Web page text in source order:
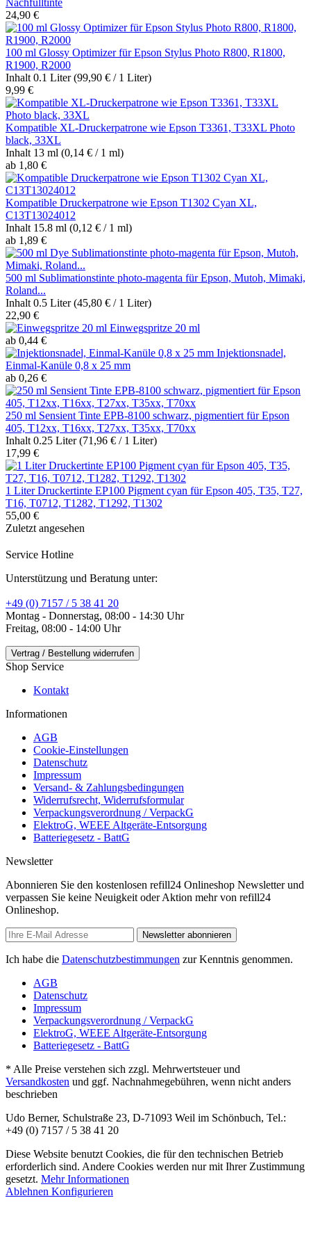
Nachfülltinte
24,90 €
100 ml Glossy Optimizer für Epson Stylus Photo R800, R1800,
R1900, R2000
Inhalt 0.1 Liter(99,90 € / 1 Liter)
9,99 €
Kompatible XL-Druckerpatrone wie Epson T3361, T33XL Photo
black, 33XL
Inhalt 13 ml (0,14 € / 1 ml)
ab 1,80 €
Kompatible Druckerpatrone wie Epson T1302 Cyan XL,
C13T13024012
Inhalt 15.8 ml (0,12 € / 1 ml)
ab 1,89 €
500 ml Sublimationstinte photo-magenta für Epson, Mutoh, Mimaki,
Roland...
Inhalt 0.5 Liter(45,80 € / 1 Liter)
22,90 €
Einwegspritze 20 ml
ab 0,44 €
Injektionsnadel,
Einmal-Kanüle 0,8 x 25 mm
ab 0,26 €
250 ml Sensient Tinte EPB-8100 schwarz, pigmentiert für Epson
405, T12xx, T16xx, T27xx, T35xx, T70xx
Inhalt 0.25 Liter(71,96 € / 1 Liter)
17,99 €
1 Liter Druckertinte EP100 Pigment cyan für Epson 405, T35, T27,
T16, T0712, T1282, T1292, T1302
55,00 €
Zuletzt angesehen
Service Hotline
Unterstützung und Beratung unter:
+49 (0) 7157 / 5 38 41 20
Montag - Donnerstag, 08:00 - 14:30 Uhr
Freitag, 08:00 - 14:00 Uhr
Vertrag / Bestellung widerrufen
Shop Service
Kontakt
Informationen
AGB
Cookie-Einstellungen
Datenschutz
Impressum
Versand- & Zahlungsbedingungen
Widerrufsrecht, Widerrufsformular
Verpackungsverordnung / VerpackG
ElektroG, WEEE Altgeräte-Entsorgung
Batteriegesetz - BattG
Newsletter
Abonnieren Sie den kostenlosen refill24 Onlineshop Newsletter und
verpassen Sie keine Neuigkeit oder Aktion mehr von refill24
Onlineshop.
Newsletter abonnieren
Ich habe die Datenschutzbestimmungen zur Kenntnis genommen.
AGB
Datenschutz
Impressum
Verpackungsverordnung / VerpackG
ElektroG, WEEE Altgeräte-Entsorgung
Batteriegesetz - BattG
* Alle Preise verstehen sich zzgl. Mehrwertsteuer und
Versandkosten und ggf. Nachnahmegebühren, wenn nicht anders
beschrieben
Udo Berner, Schulstraße 23, D-71093 Weil im Schönbuch, Tel.:
+49 (0) 7157 / 5 38 41 20
Diese Website benutzt Cookies, die für den technischen Betrieb
erforderlich sind. Andere Cookies werden nur mit Ihrer Zustimmung
gesetzt. Mehr Informationen
Ablehnen Konfigurieren